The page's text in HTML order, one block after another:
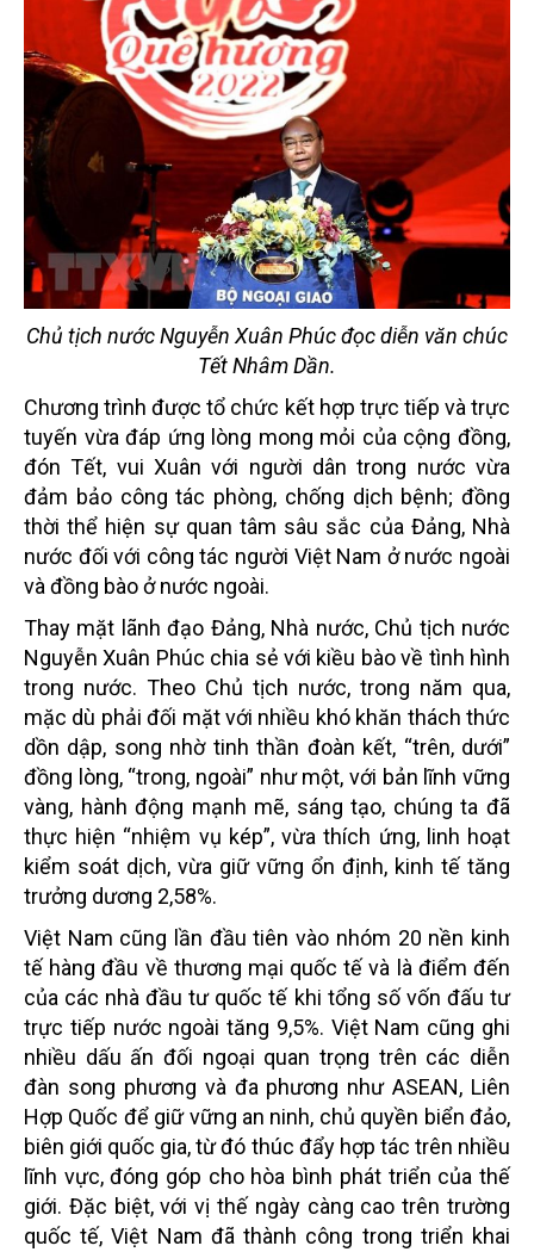
Chủ tịch nước Nguyễn Xuân Phúc đọc diễn văn chúc
Tết Nhâm Dần.
Chương trình được tổ chức kết hợp trực tiếp và trực
tuyến vừa đáp ứng lòng mong mỏi của cộng đồng,
đón Tết, vui Xuân với người dân trong nước vừa
đảm bảo công tác phòng, chống dịch bệnh; đồng
thời thể hiện sự quan tâm sâu sắc của Đảng, Nhà
nước đối với công tác người Việt Nam ở nước ngoài
và đồng bào ở nước ngoài.
Thay mặt lãnh đạo Đảng, Nhà nước, Chủ tịch nước
Nguyễn Xuân Phúc chia sẻ với kiều bào về tình hình
trong nước. Theo Chủ tịch nước, trong năm qua,
mặc dù phải đối mặt với nhiều khó khăn thách thức
dồn dập, song nhờ tinh thần đoàn kết, “trên, dưới”
đồng lòng, “trong, ngoài” như một, với bản lĩnh vững
vàng, hành động mạnh mẽ, sáng tạo, chúng ta đã
thực hiện “nhiệm vụ kép”, vừa thích ứng, linh hoạt
kiểm soát dịch, vừa giữ vững ổn định, kinh tế tăng
trưởng dương 2,58%.
Việt Nam cũng lần đầu tiên vào nhóm 20 nền kinh
tế hàng đầu về thương mại quốc tế và là điểm đến
của các nhà đầu tư quốc tế khi tổng số vốn đấu tư
trực tiếp nước ngoài tăng 9,5%. Việt Nam cũng ghi
nhiều dấu ấn đối ngoại quan trọng trên các diễn
đàn song phương và đa phương như ASEAN, Liên
Hợp Quốc để giữ vững an ninh, chủ quyền biển đảo,
biên giới quốc gia, từ đó thúc đẩy hợp tác trên nhiều
lĩnh vực, đóng góp cho hòa bình phát triển của thế
giới. Đặc biệt, với vị thế ngày càng cao trên trường
quốc tế, Việt Nam đã thành công trong triển khai